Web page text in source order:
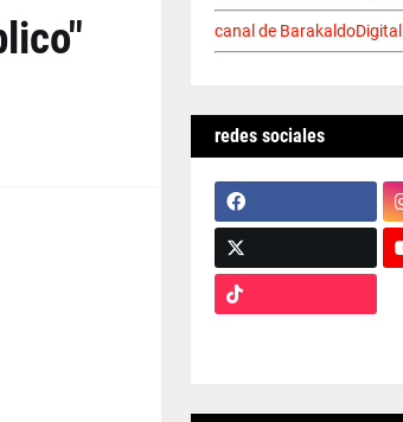
canal de
redes sociales